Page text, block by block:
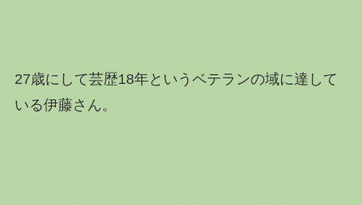
27歳にして芸歴18年というベテランの域に達して
いる伊藤さん。